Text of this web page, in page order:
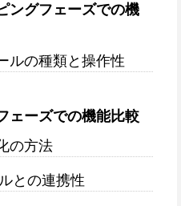
ングフェーズでの機
ルの種類と操作性
ェーズでの機能比較
の方法
との連携性